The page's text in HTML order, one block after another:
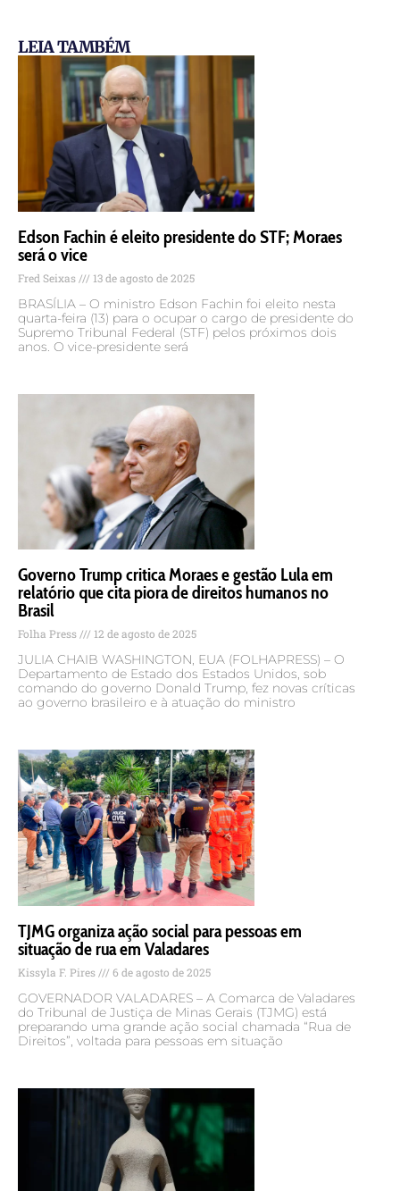
LEIA TAMBÉM
Edson Fachin é eleito presidente do STF; Moraes
será o vice
Fred Seixas 13 de agosto de 2025
BRASÍLIA – O ministro Edson Fachin foi eleito nesta
quarta-feira (13) para o ocupar o cargo de presidente do
Supremo Tribunal Federal (STF) pelos próximos dois
anos. O vice-presidente será
Governo Trump critica Moraes e gestão Lula em
relatório que cita piora de direitos humanos no
Brasil
Folha Press 12 de agosto de 2025
JULIA CHAIB WASHINGTON, EUA (FOLHAPRESS) – O
Departamento de Estado dos Estados Unidos, sob
comando do governo Donald Trump, fez novas críticas
ao governo brasileiro e à atuação do ministro
TJMG organiza ação social para pessoas em
situação de rua em Valadares
Kissyla F. Pires 6 de agosto de 2025
GOVERNADOR VALADARES – A Comarca de Valadares
do Tribunal de Justiça de Minas Gerais (TJMG) está
preparando uma grande ação social chamada “Rua de
Direitos”, voltada para pessoas em situação